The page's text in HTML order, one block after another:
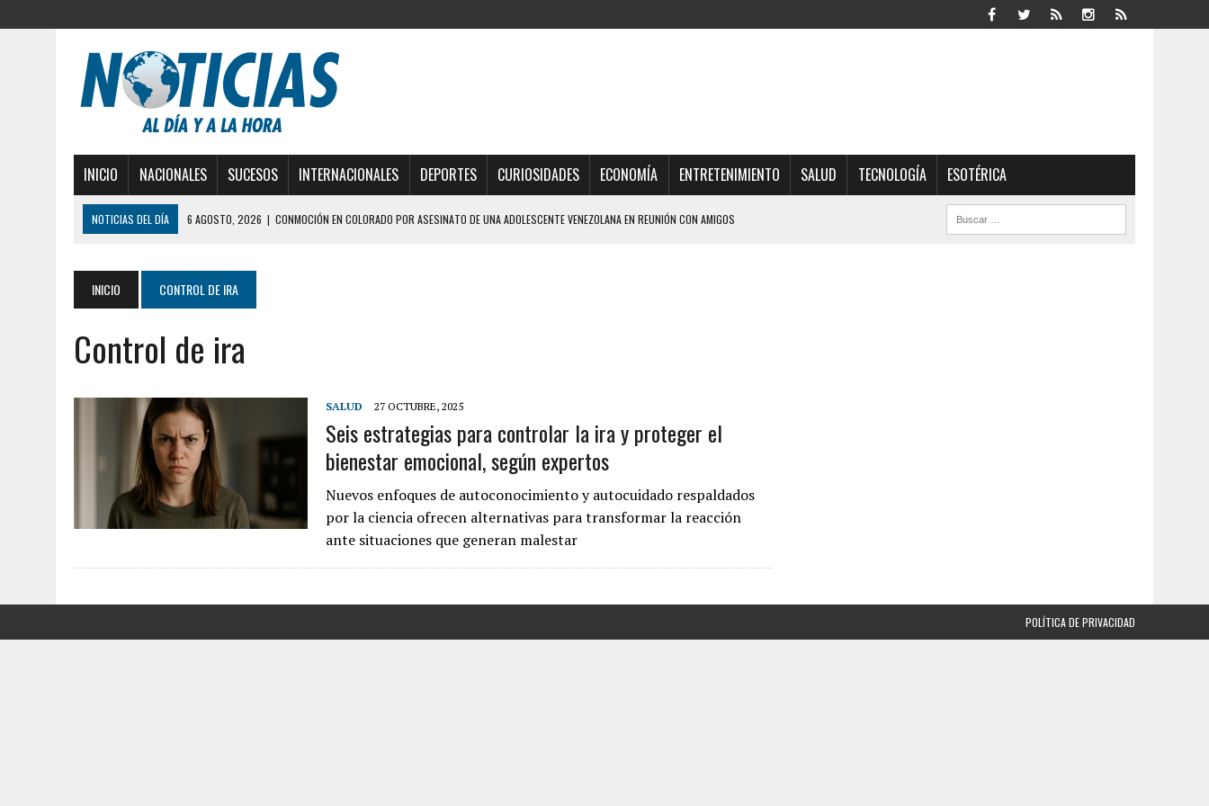
INICIO NACIONALES SUCESOS INTERNACIONALES DEPORTES CURIOSIDADES ECONOMÍA ENTRETENIMIENTO SALUD TECNOLOGÍA ESOTÉRICA
NOTICIAS DEL DÍA 6 AGOSTO, 2026 | CONMOCIÓN EN COLORADO POR ASESINATO DE UNA ADOLESCENTE VENEZOLANA EN REUNIÓN CON AMIGOS
3 AGOSTO, 2026 | LA INCREÍBLE FORMA EN LA QUE SOBREVIVIÓ UN HOMBRE Y SU FAMILIA TRAS LOS TERREMOTOS: CAYERON DESDE EL PISO NUEVE DEL
EDIFICIO PETUNIA
3 AGOSTO, 2026
YARACUY: INTENTÓ DESCONECTAR SU NEVERA MIENTRAS LA CASA SE INUNDABA
2 AGOSTO, 2026 | AYUDABA A PERSONAS EN SITUACIÓN DE CALLE Y MURIÓ A MANOS DE VARIOS DE ELLOS EN MATURÍN
7 AGOSTO, 2026
| YARACUY: ASESINARON DOS HOMBRES EL MISMO DÍA EN SECTORES VECINOS
7 AGOSTO, 2026 | LOCALIZARON CUERPO DE ‘LA SEÑORA DE LAS UÑAS BONITAS’ 42 DÍAS DESPUÉS DE LOS TERREMOTOS EN LA GUAIRA
6 AGOSTO, 2026 | MISTERIOSA MUERTE DE MODELO EN MONAGAS: HALLARON EL CUERPO DENTRO DE SU CASA
6 AGOSTO, 2026 | BARINAS: ADOLESCENTE SE QUITÓ LA VIDA TRAS SER ACOSADA Y ABUSADA POR LA PAREJA DE SU ABUELA
INICIO CONTROL DE IRA
Control de ira
SALUD 27 OCTUBRE, 2025
Seis estrategias para controlar la ira y proteger el
bienestar emocional, según expertos
Nuevos enfoques de autoconocimiento y autocuidado respaldados
por la ciencia ofrecen alternativas para transformar la reacción
ante situaciones que generan malestar
POLÍTICA DE PRIVACIDAD